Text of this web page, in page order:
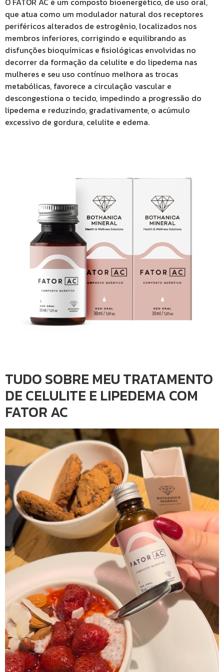
que atua como um modulador natural dos receptores
periféricos alterados de estrogênio, localizados nos
membros inferiores, corrigindo e equilibrando as
disfunções bioquímicas e fisiológicas envolvidas no
decorrer da formação da celulite e do lipedema nas
mulheres e seu uso contínuo melhora as trocas
metabólicas, favorece a circulação vascular e
descongestiona o tecido, impedindo a progressão do
lipedema e reduzindo, gradativamente, o acúmulo
excessivo de gordura, celulite e edema.
TUDO SOBRE MEU TRATAMENTO
DE CELULITE E LIPEDEMA COM
FATOR AC